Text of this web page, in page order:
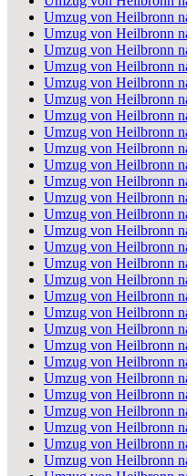
Umzug von Heilbronn
Umzug von Heilbronn
Umzug von Heilbronn
Umzug von Heilbronn
Umzug von Heilbronn
Umzug von Heilbronn
Umzug von Heilbronn
Umzug von Heilbronn
Umzug von Heilbronn
Umzug von Heilbronn
Umzug von Heilbronn
Umzug von Heilbronn
Umzug von Heilbronn
Umzug von Heilbronn
Umzug von Heilbronn
Umzug von Heilbronn
Umzug von Heilbronn
Umzug von Heilbronn
Umzug von Heilbronn
Umzug von Heilbronn
Umzug von Heilbronn
Umzug von Heilbronn
Umzug von Heilbronn
Umzug von Heilbronn
Umzug von Heilbronn
Umzug von Heilbronn
Umzug von Heilbronn
Umzug von Heilbronn